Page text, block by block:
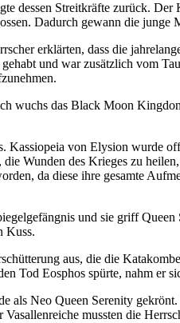
dessen Streitkräfte zurück.
Dadurch gewann die
erklärten, dass die
und war zusätzlich vom
wuchs das Black Moon
Kassiopeia von Elysion wurde
Wunden des Krieges zu
da diese ihre gesamte
und sie griff
Kuss.
aus, die die
Tod Eosphos spürte, nahm er
Neo Queen Serenity
mussten die